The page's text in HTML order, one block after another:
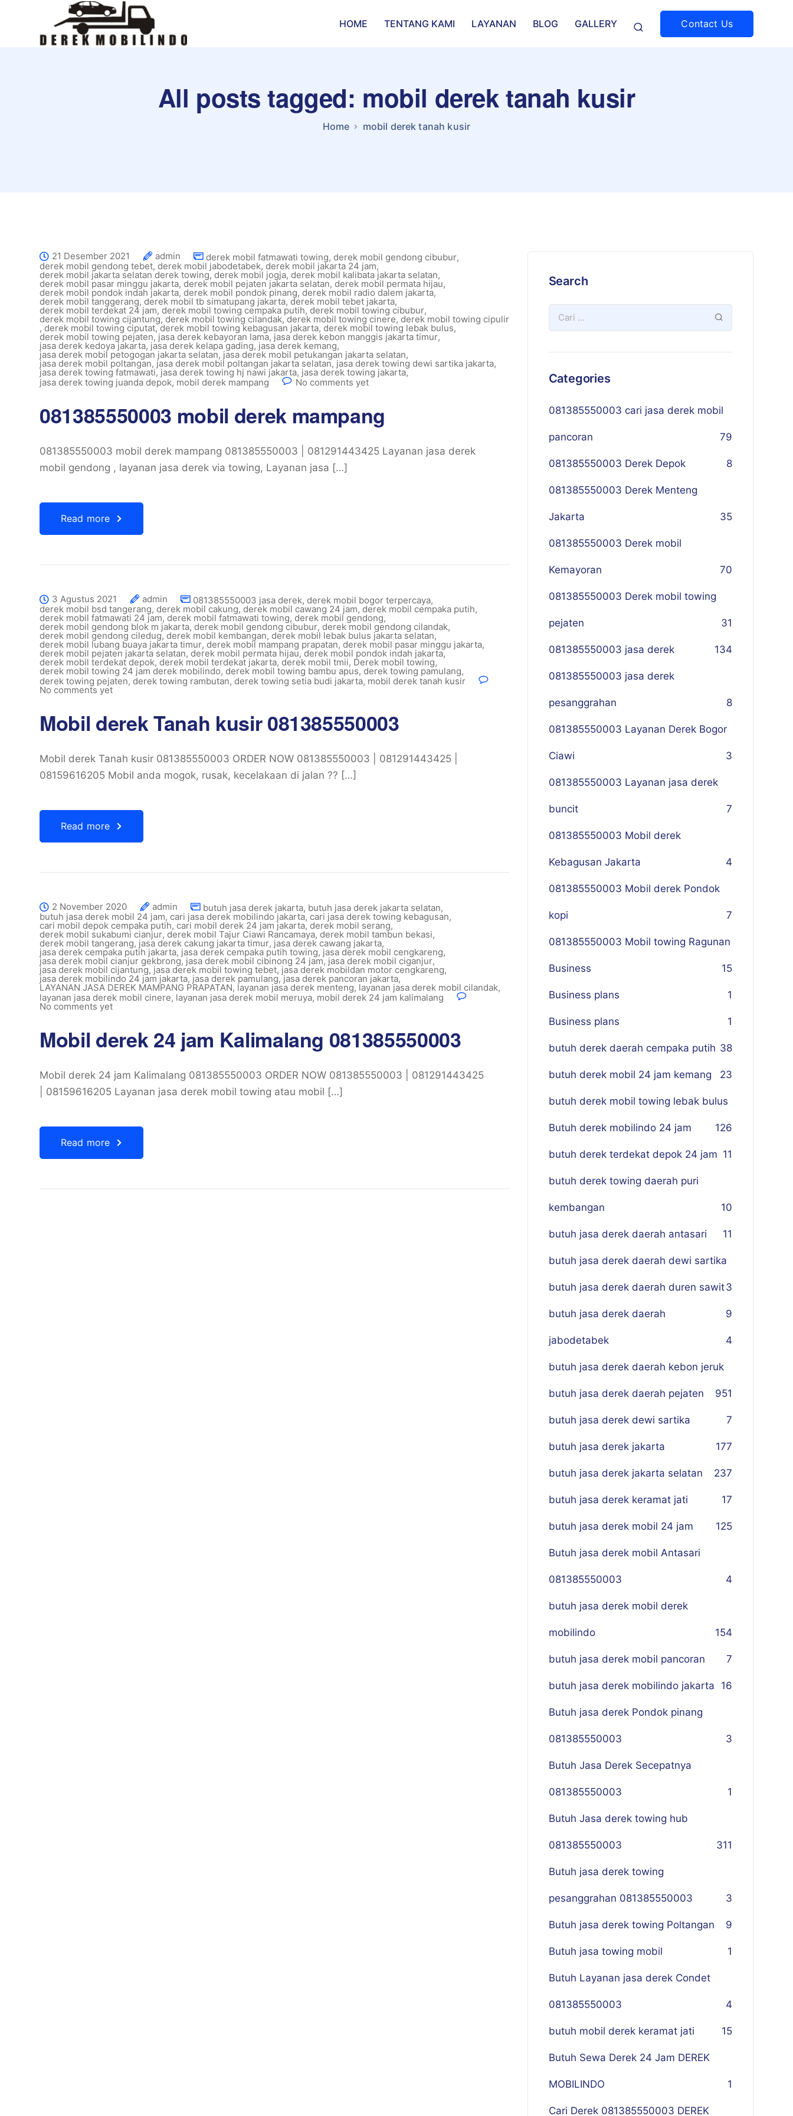
HOME TENTANG KAMI LAYANAN BLOG GALLERY Contact Us
All posts tagged: mobil derek tanah kusir
Home mobil derek tanah kusir
21 Desember 2021 admin derek mobil fatmawati towing, derek mobil gendong cibubur,
derek mobil gendong tebet, derek mobil jabodetabek, derek mobil jakarta 24 jam,
derek mobil jakarta selatan derek towing, derek mobil jogja, derek mobil kalibata jakarta selatan,
derek mobil pasar minggu jakarta, derek mobil pejaten jakarta selatan, derek mobil permata hijau,
derek mobil pondok indah jakarta, derek mobil pondok pinang, derek mobil radio dalem jakarta,
derek mobil tanggerang, derek mobil tb simatupang jakarta, derek mobil tebet jakarta,
derek mobil terdekat 24 jam, derek mobil towing cempaka putih, derek mobil towing cibubur,
derek mobil towing cijantung, derek mobil towing cilandak,derek mobil towing cinere, derek mobil towing cipulir
, derek mobil towing ciputat,derek mobil towing kebagusan jakarta, derek mobil towing lebak bulus,
derek mobil towing pejaten, jasa derek kebayoran lama, jasa derek kebon manggis jakarta timur,
jasa derek kedoya jakarta, jasa derek kelapa gading, jasa derek kemang,
jasa derek mobil petogogan jakarta selatan, jasa derek mobil petukangan jakarta selatan,
jasa derek mobil poltangan, jasa derek mobil poltangan jakarta selatan, jasa derek towing dewi sartika jakarta,
jasa derek towing fatmawati, jasa derek towing hj nawi jakarta, jasa derek towing jakarta,
jasa derek towing juanda depok, mobil derek mampang No comments yet
081385550003 mobil derek mampang
081385550003 mobil derek mampang 081385550003 | 081291443425 Layanan jasa derek
mobil gendong , layanan jasa derek via towing, Layanan jasa […]
Read more
3 Agustus 2021 admin 081385550003 jasa derek, derek mobil bogor terpercaya,
derek mobil bsd tangerang, derek mobil cakung, derek mobil cawang 24 jam, derek mobil cempaka putih,
derek mobil fatmawati 24 jam, derek mobil fatmawati towing, derek mobil gendong,
derek mobil gendong blok m jakarta, derek mobil gendong cibubur, derek mobil gendong cilandak,
derek mobil gendong ciledug, derek mobil kembangan, derek mobil lebak bulus jakarta selatan,
derek mobil lubang buaya jakarta timur, derek mobil mampang prapatan, derek mobil pasar minggu jakarta,
derek mobil pejaten jakarta selatan, derek mobil permata hijau,derek mobil pondok indah jakarta,
derek mobil terdekat depok, derek mobil terdekat jakarta, derek mobil tmii, Derek mobil towing,
derek mobil towing 24 jam derek mobilindo, derek mobil towing bambu apus, derek towing pamulang,
derek towing pejaten, derek towing rambutan, derek towing setia budi jakarta, mobil derek tanah kusir
No comments yet
Mobil derek Tanah kusir 081385550003
Mobil derek Tanah kusir 081385550003 ORDER NOW 081385550003 | 081291443425 |
08159616205 Mobil anda mogok, rusak, kecelakaan di jalan ?? […]
Read more
2 November 2020 admin butuh jasa derek jakarta, butuh jasa derek jakarta selatan,
butuh jasa derek mobil 24 jam, cari jasa derek mobilindo jakarta, cari jasa derek towing kebagusan,
cari mobil depok cempaka putih, cari mobil derek 24 jam jakarta, derek mobil serang,
derek mobil sukabumi cianjur, derek mobil Tajur Ciawi Rancamaya, derek mobil tambun bekasi,
derek mobil tangerang, jasa derek cakung jakarta timur, jasa derek cawang jakarta,
jasa derek cempaka putih jakarta, jasa derek cempaka putih towing, jasa derek mobil cengkareng,
jasa derek mobil cianjur gekbrong, jasa derek mobil cibinong 24 jam, jasa derek mobil ciganjur,
jasa derek mobil cijantung, jasa derek mobil towing tebet, jasa derek mobildan motor cengkareng,
jasa derek mobilindo 24 jam jakarta, jasa derek pamulang,jasa derek pancoran jakarta,
LAYANAN JASA DEREK MAMPANG PRAPATAN, layanan jasa derek menteng, layanan jasa derek mobil cilandak,
layanan jasa derek mobil cinere, layanan jasa derek mobil meruya, mobil derek 24 jam kalimalang
No comments yet
Mobil derek 24 jam Kalimalang 081385550003
Mobil derek 24 jam Kalimalang 081385550003 ORDER NOW 081385550003 | 081291443425
| 08159616205 Layanan jasa derek mobil towing atau mobil […]
Read more
Search
Categories
081385550003 cari jasa derek mobil
pancoran 79
081385550003 Derek Depok 8
081385550003 Derek Menteng
Jakarta 35
081385550003 Derek mobil
Kemayoran 70
081385550003 Derek mobil towing
pejaten 31
081385550003 jasa derek 134
081385550003 jasa derek
pesanggrahan 8
081385550003 Layanan Derek Bogor
Ciawi 3
081385550003 Layanan jasa derek
buncit 7
081385550003 Mobil derek
Kebagusan Jakarta 4
081385550003 Mobil derek Pondok
kopi 7
081385550003 Mobil towing Ragunan
5
Business 1
Business plans 1
Business plans 1
butuh derek daerah cempaka putih 38
butuh derek mobil 24 jam kemang 23
butuh derek mobil towing lebak bulus
26
Butuh derek mobilindo 24 jam 1
butuh derek terdekat depok 24 jam 11
butuh derek towing daerah puri
kembangan 10
butuh jasa derek daerah antasari 11
butuh jasa derek daerah dewi sartika
3
butuh jasa derek daerah duren sawit
9
butuh jasa derek daerah
jabodetabek 4
butuh jasa derek daerah kebon jeruk
51
butuh jasa derek daerah pejaten 9
butuh jasa derek dewi sartika 7
butuh jasa derek jakarta 177
butuh jasa derek jakarta selatan 237
butuh jasa derek keramat jati 17
butuh jasa derek mobil 24 jam 125
Butuh jasa derek mobil Antasari
081385550003 4
butuh jasa derek mobil derek
mobilindo 154
butuh jasa derek mobil pancoran 7
butuh jasa derek mobilindo jakarta 16
Butuh jasa derek Pondok pinang
081385550003 3
Butuh Jasa Derek Secepatnya
081385550003 1
Butuh Jasa derek towing hub
081385550003 311
Butuh jasa derek towing
pesanggrahan 081385550003 3
Butuh jasa derek towing Poltangan 9
Butuh jasa towing mobil 1
Butuh Layanan jasa derek Condet
081385550003 4
butuh mobil derek keramat jati 15
Butuh Sewa Derek 24 Jam DEREK
MOBILINDO 1
Cari Derek 081385550003 DEREK